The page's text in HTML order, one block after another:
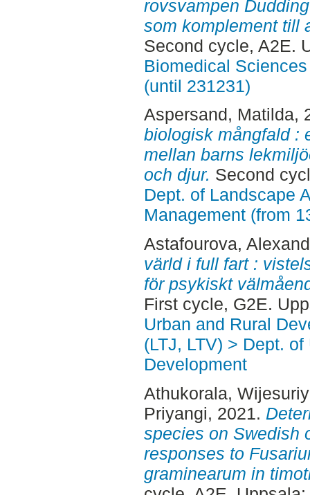
rovsvampen
som komplement till
Second cycle, A2E.
Biomedical
(until 231231)
Aspersand, Matilda,
biologisk mångfald :
mellan barns
och djur. Second
Dept. of Landscape
Management (from
Astafourova,
värld i full fart :
för psykiskt
First cycle, G2E.
Urban and Rural
(LTJ, LTV) > Dept.
Development
Athukorala,
Priyangi, 2021.
species on Swedish
responses to
graminearum in